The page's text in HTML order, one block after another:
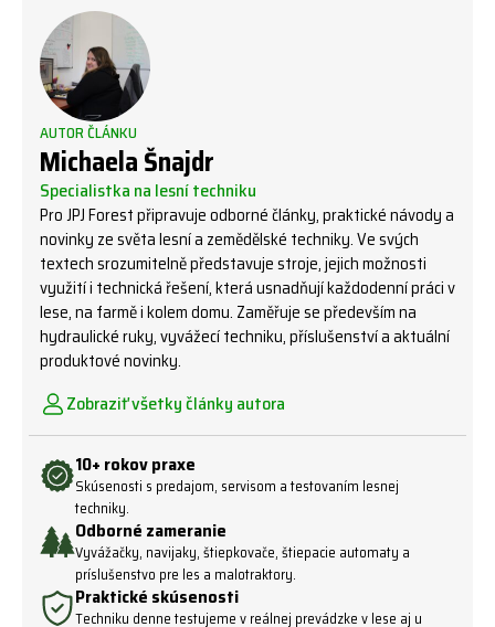
AUTOR ČLÁNKU
Michaela Šnajdr
Specialistka na lesní techniku
Pro JPJ Forest připravuje odborné články, praktické návody a
novinky ze světa lesní a zemědělské techniky. Ve svých
textech srozumitelně představuje stroje, jejich možnosti
využití i technická řešení, která usnadňují každodenní práci v
lese, na farmě i kolem domu. Zaměřuje se především na
hydraulické ruky, vyvážecí techniku, příslušenství a aktuální
produktové novinky.
Zobraziť všetky články autora
10+ rokov praxe
Skúsenosti s predajom, servisom a testovaním lesnej
techniky.
Odborné zameranie
Vyvážačky, navijaky, štiepkovače, štiepacie automaty a
príslušenstvo pre les a malotraktory.
Praktické skúsenosti
Techniku ​​denne testujeme v reálnej prevádzke v lese aj u